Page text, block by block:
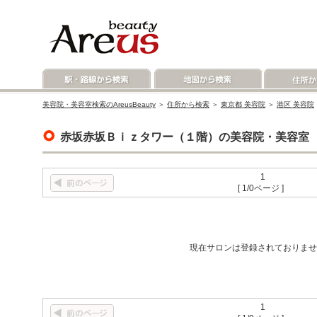
美容院・美容室検索のAreusBeauty ＞ 住所から検索 ＞ 東京都 美容院 ＞ 港区 美容院
赤坂赤坂Ｂｉｚタワー（１階）の美容院・美容室
1
[ 1/0ページ ]
現在サロンは登録されておりま
1